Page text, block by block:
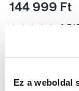
Ez a weboldal
144 999 Ft